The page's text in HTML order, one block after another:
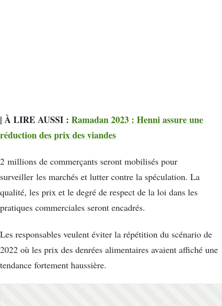
| À LIRE AUSSI : Ramadan 2023 : Henni assure une
réduction des prix des viandes
2 millions de commerçants seront mobilisés pour
surveiller les marchés et lutter contre la spéculation. La
qualité, les prix et le degré de respect de la loi dans les
pratiques commerciales seront encadrés.
Les responsables veulent éviter la répétition du scénario de
2022 où les prix des denrées alimentaires avaient affiché une
tendance fortement haussière.